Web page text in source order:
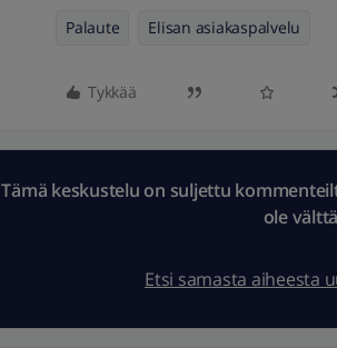
Palaute Elisan asiakaspalvelu
Tykkää
Tämä keskustelu on suljettu
ole
Etsi samasta aiheesta